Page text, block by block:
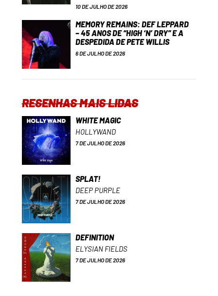
10 DE JULHO DE 2026
MEMORY REMAINS: DEF LEPPARD
– 45 ANOS DE “HIGH ‘N’ DRY” E A
DESPEDIDA DE PETE WILLIS
6 DE JULHO DE 2026
RESENHAS MAIS LIDAS
WHITE MAGIC
HOLLYWAND
7 DE JULHO DE 2026
SPLAT!
DEEP PURPLE
7 DE JULHO DE 2026
DEFINITION
ELYSIAN FIELDS
7 DE JULHO DE 2026